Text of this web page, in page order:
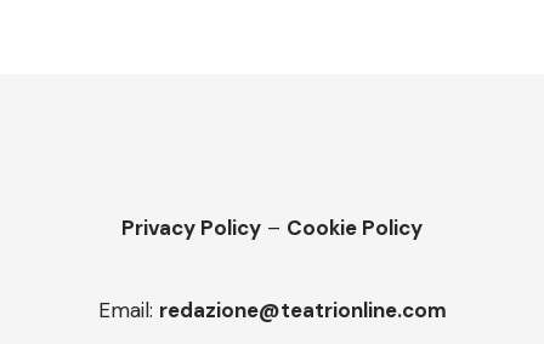
Privacy Policy – Cookie Policy
Email: redazione@teatrionline.com